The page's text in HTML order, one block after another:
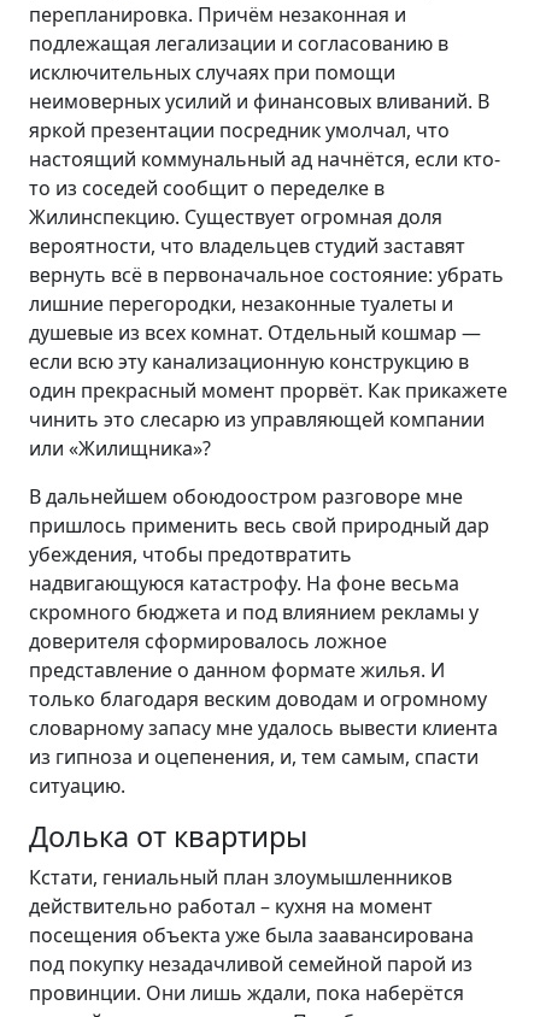
перепланировка. Причём незаконная и
подлежащая легализации и согласованию в
исключительных случаях при помощи
неимоверных усилий и финансовых вливаний. В
яркой презентации посредник умолчал, что
настоящий коммунальный ад начнётся, если кто-
то из соседей сообщит о переделке в
Жилинспекцию. Существует огромная доля
вероятности, что владельцев студий заставят
вернуть всё в первоначальное состояние: убрать
лишние перегородки, незаконные туалеты и
душевые из всех комнат. Отдельный кошмар —
если всю эту канализационную конструкцию в
один прекрасный момент прорвёт. Как прикажете
чинить это слесарю из управляющей компании
или «Жилищника»?
В дальнейшем обоюдоостром разговоре мне
пришлось применить весь свой природный дар
убеждения, чтобы предотвратить
надвигающуюся катастрофу. На фоне весьма
скромного бюджета и под влиянием рекламы у
доверителя сформировалось ложное
представление о данном формате жилья. И
только благодаря веским доводам и огромному
словарному запасу мне удалось вывести клиента
из гипноза и оцепенения, и, тем самым, спасти
ситуацию.
Долька от квартиры
Кстати, гениальный план злоумышленников
действительно работал – кухня на момент
посещения объекта уже была заавансирована
под покупку незадачливой семейной парой из
провинции. Они лишь ждали, пока наберётся